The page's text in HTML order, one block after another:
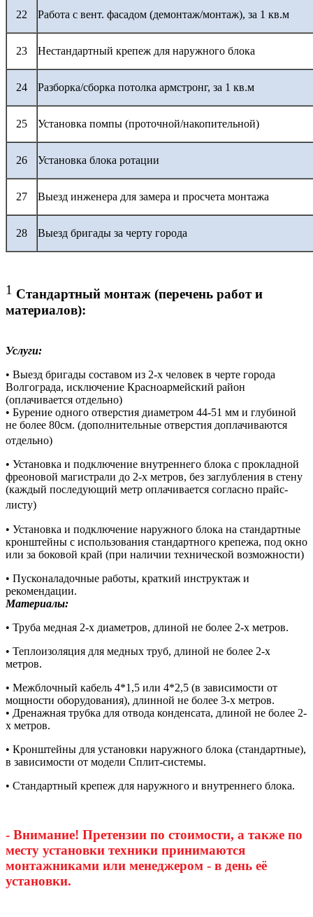
22 Работа с вент. фасадом (демонтаж/монтаж), за 1 кв.м
23 Нестандартный крепеж для наружного блока
24 Разборка/сборка потолка армстронг, за 1 кв.м
25 Установка помпы (проточной/накопительной)
26 Установка блока ротации
27 Выезд инженера для замера и просчета монтажа
28 Выезд бригады за черту города
1 Стандартный монтаж (перечень работ и
материалов):
Услуги:
• Выезд бригады составом из 2-х человек в черте города
Волгограда, исключение Красноармейский район
(оплачивается отдельно)
• Бурение одного отверстия диаметром 44-51 мм и глубиной
не более 80см. (дополнительные отверстия доплачиваются
отдельно)
• Установка и подключение внутреннего блока с прокладной
фреоновой магистрали до 2-х метров, без заглубления в стену
(каждый последующий метр оплачивается согласно прайс-
листу)
• Установка и подключение наружного блока на стандартные
кронштейны с использования стандартного крепежа, под окно
или за боковой край (при наличии технической возможности)
• Пусконаладочные работы, краткий инструктаж и
рекомендации.
Материалы:
• Труба медная 2-х диаметров, длиной не более 2-х метров.
• Теплоизоляция для медных труб, длиной не более 2-х
метров.
• Межблочный кабель 4*1,5 или 4*2,5 (в зависимости от
мощности оборудования), длинной не более 3-х метров.
• Дренажная трубка для отвода конденсата, длиной не более 2-
х метров.
• Кронштейны для установки наружного блока (стандартные),
в зависимости от модели Сплит-системы.
• Стандартный крепеж для наружного и внутреннего блока.
- Внимание! Претензии по стоимости, а также по
месту установки техники принимаются
монтажниками или менеджером - в день её
установки.